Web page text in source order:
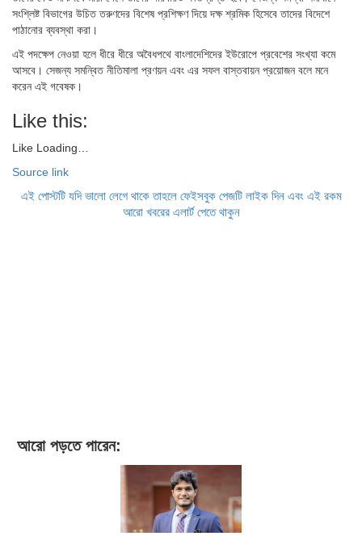
সংশ্লিষ্ট বিভাগের উচিত তরুণদের বিশেষ প্রশিক্ষণ দিয়ে দক্ষ শ্রমিক হিসেবে তাদের বিদেশে
পাঠানোর ব্যবস্থা করা।
এই পদক্ষেপ নেওয়া হলে ধীরে ধীরে অবৈধপথে বাংলাদেশিদের ইউরোপে প্রবেশের সংখ্যা কমে
আসবে। সেজন্য সমন্বিত নীতিমালা প্রণয়ন এবং এর সফল বাস্তবায়ন প্রয়োজন বলে মনে
করেন এই গবেষক।
Like this:
Like Loading…
Source link
এই পোস্টটি যদি ভালো লেগে থাকে তাহলে ফেইসবুক পেজটি লাইক দিন এবং এই রকম
আরো খবরের এলার্ট পেতে থাকুন
আরো পড়তে পারেন: